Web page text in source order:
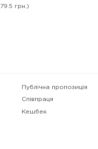
79.5 грн.)
Публічна пропозиція
Співпраця
Кешбек